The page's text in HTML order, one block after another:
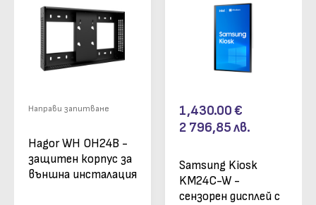
Направи запитване
Hagor WH OH24B -
защитен корпус за
външна инсталация
1,430.00€
2 796,85лв.
Samsung Kiosk
KM24C-W -
сензорен дисплей с